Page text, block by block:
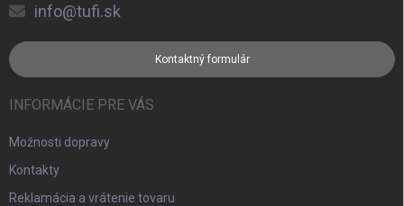
info@tufi.sk
Kontaktný formulár
INFORMÁCIE PRE VÁS
Možnosti dopravy
Kontakty
Reklamácia a vrátenie tovaru